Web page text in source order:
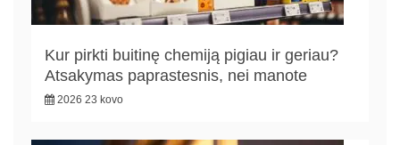
Kur pirkti buitinę chemiją pigiau ir geriau?
Atsakymas paprastesnis, nei manote
2026 23 kovo